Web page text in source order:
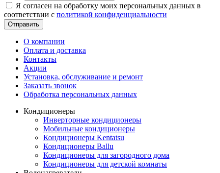
Я согласен на обработку моих персональных данных в
соответствии с политикой конфиденциальности
Отправить
О компании
Оплата и доставка
Контакты
Акции
Установка, обслуживание и ремонт
Заказать звонок
Обработка персональных данных
Кондиционеры
Инверторные кондиционеры
Мобильные кондиционеры
Кондиционеры Kentatsu
Кондиционеры Ballu
Кондиционеры для загородного дома
Кондиционеры для детской комнаты